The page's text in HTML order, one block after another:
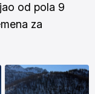
od pola 9
za